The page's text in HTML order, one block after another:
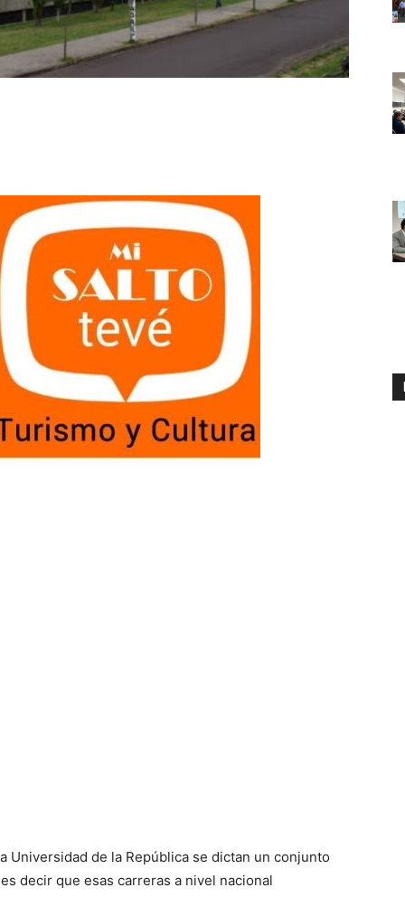
Universidad de la República se dictan un conjunto
decir que esas carreras a nivel nacional